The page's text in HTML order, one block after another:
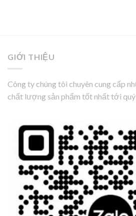
GIỚI THIỆU
Công ty chúng tôi chuyên cung cấp
chất lượng sản phẩm tốt nhất tới quý